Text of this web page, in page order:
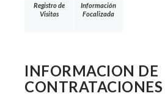
Registro de
Visitas
Información
Focalizada
INFORMACION DE
CONTRATACIONES